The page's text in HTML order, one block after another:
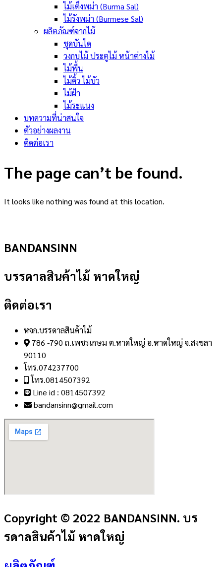
ไม้เต็งพม่า (Burma Sal)
ไม้รังพม่า (Burmese Sal)
ผลิตภัณฑ์จากไม้
ชุดบันได
วงกบไม้ ประตูไม้ หน้าต่างไม้
ไม้พื้น
ไม้คิ้ว ไม้บัว
ไม้ฝ้า
ไม้ระแนง
บทความที่น่าสนใจ
ตัวอย่างผลงาน
ติดต่อเรา
The page can’t be found.
It looks like nothing was found at this location.
BANDANSINN
บรรดาลสินค้าไม้ หาดใหญ่
ติดต่อเรา
หจก.บรรดาลสินค้าไม้
786 -790 ถ.เพชรเกษม ต.หาดใหญ่ อ.หาดใหญ่ จ.สงขลา
90110
โทร.074237700
โทร.0814507392
Line id : 0814507392
bandansinn@gmail.com
Copyright © 2022 BANDANSINN. บร
รดาลสินค้าไม้ หาดใหญ่